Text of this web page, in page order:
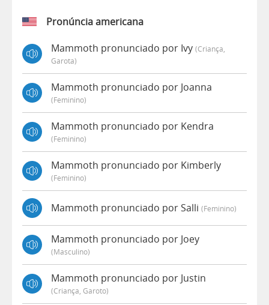
Pronúncia americana
Mammoth pronunciado por Ivy (criança,
Garota)
Mammoth pronunciado por Joanna
(feminino)
Mammoth pronunciado por Kendra
(feminino)
Mammoth pronunciado por Kimberly
(feminino)
Mammoth pronunciado por Salli (feminino)
Mammoth pronunciado por Joey
(masculino)
Mammoth pronunciado por Justin
(criança, Garoto)